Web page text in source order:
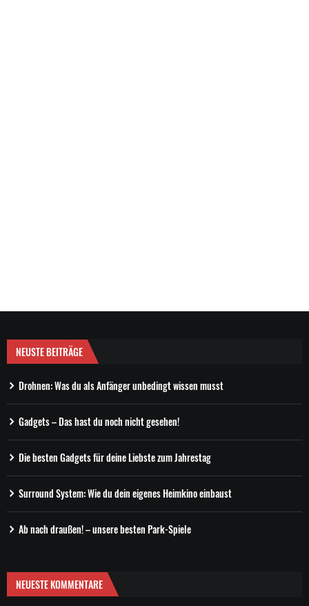
NEUSTE BEITRÄGE
Drohnen: Was du als Anfänger unbedingt wissen musst
Gadgets – Das hast du noch nicht gesehen!
Die besten Gadgets für deine Liebste zum Jahrestag
Surround System: Wie du dein eigenes Heimkino einbaust
Ab nach draußen! – unsere besten Park-Spiele
NEUESTE KOMMENTARE